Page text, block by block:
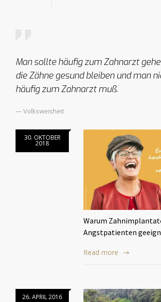
Man sollte häufig zum Zahnarzt
die Zähne gesund bleiben und man
häufig zum Zahnarzt muß.
— Volksweisheit
30. OKTOBER
2018
Warum
Angstpatienten
Read more
26. APRIL 2016